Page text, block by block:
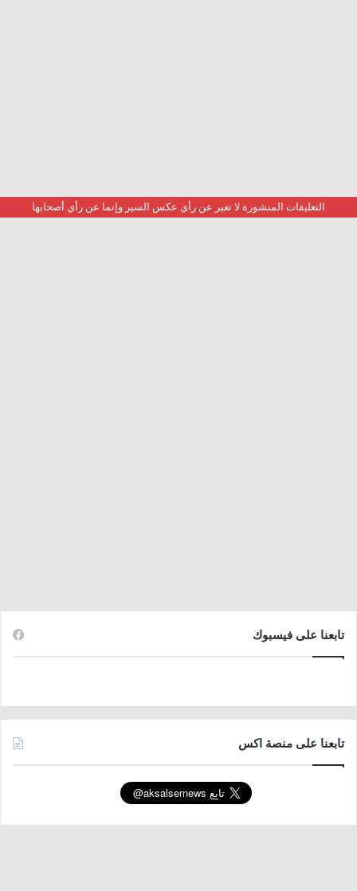
التعليقات المنشورة لا تعبر عن رأي عكس السير وإنما عن رأي أصحابها
تابعنا على فيسبوك
تابعنا على منصة اكس